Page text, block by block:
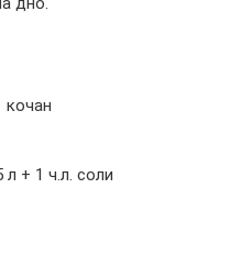
кочан
+ 1 ч.л. соли